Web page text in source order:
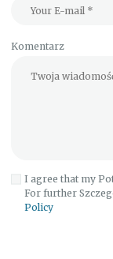
Komentarz
I agree that my
For further
Policy